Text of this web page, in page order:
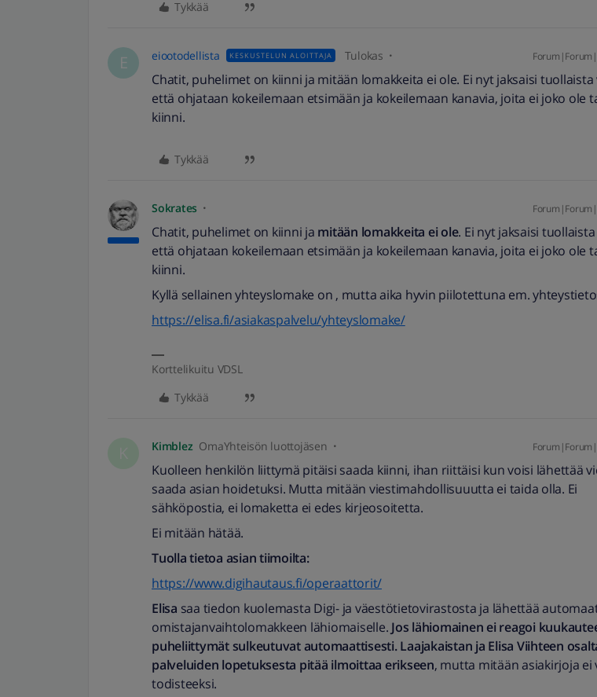
Tykkää
E eiootodellista KESKUSTELUN ALOITTAJA Tulokas
Chatit, puhelimet on kiinni ja mitään lomakkeita ei ole. Ei nyt jaksaisi tuollaista
että ohjataan kokeilemaan etsimään ja kokeilemaan kanavia, joita ei joko ole
kiinni.
Tykkää
Sokrates
Chatit, puhelimet on kiinni ja mitään lomakkeita ei ole. Ei nyt jaksaisi
että ohjataan kokeilemaan etsimään ja kokeilemaan kanavia, joita ei joko ole
kiinni.
Kyllä sellainen yhteyslomake on , mutta aika hyvin piilotettuna em.
https://elisa.fi/asiakaspalvelu/yhteyslomake/
Korttelikuitu VDSL
Tykkää
Kimblez OmaYhteisön luottojäsen
Kuolleen henkilön liittymä pitäisi saada kiinni, ihan riittäisi kun voisi lähettää
saada asian hoidetuksi. Mutta mitään viestimahdollisuuutta ei taida olla. Ei
sähköpostia, ei lomaketta ei edes kirjeosoitetta.
Ei mitään hätää.
Tuolla tietoa asian tiimoilta:
https://www.digihautaus.fi/operaattorit/
Elisa saa tiedon kuolemasta Digi- ja väestötietovirastosta ja lähettää
omistajanvaihtolomakkeen lähiomaiselle. Jos lähiomainen ei reagoi
puheliittymät sulkeutuvat automaattisesti. Laajakaistan ja Elisa Viihteen
palveluiden lopetuksesta pitää ilmoittaa erikseen, mutta mitään asiakirjoja ei
todisteeksi.